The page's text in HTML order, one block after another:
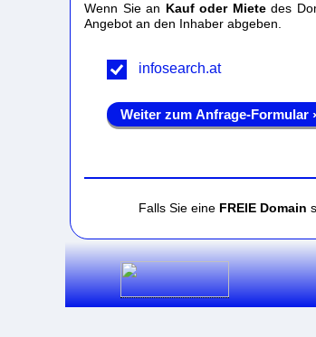
Wenn Sie an Kauf oder Mietedes
Angebot an den Inhaber abgeben.
infosearch.at
Weiter zum Anfrage-Formular
Falls Sie eine FREIE Domain